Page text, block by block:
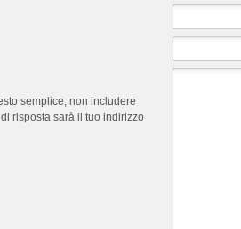
semplice, non includere
risposta sarà il tuo indirizzo